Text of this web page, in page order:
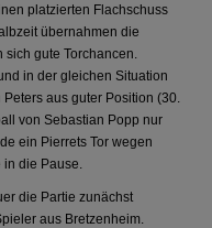
platzierten Flachschuss
übernahmen die
gute Torchancen.
in der gleichen Situation
aus guter Position (30.
von Sebastian Popp nur
ein Pierrets Tor wegen
die Pause.
die Partie zunächst
aus Bretzenheim.